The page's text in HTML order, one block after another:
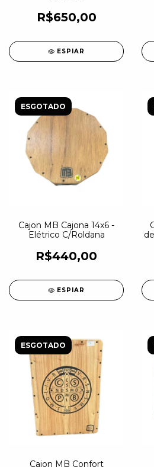
R$650,00
ESPIAR
ESGOTADO
Cajon MB Cajona 14x6 -
Elétrico C/Roldana
R$440,00
ESPIAR
ESGOTADO
Cajon MB Confort